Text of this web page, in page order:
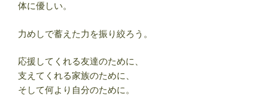
体に優しい。
力めしで蓄えた力を振り絞ろう。
応援してくれる友達のために、
支えてくれる家族のために、
そして何より自分のために。